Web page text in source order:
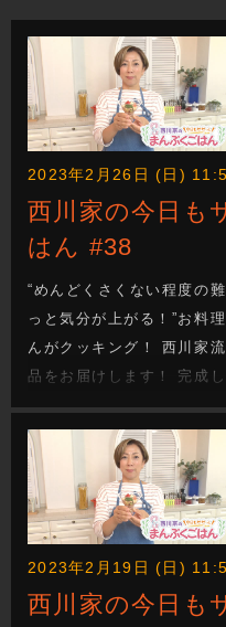
2023年2月26日 (日)
西川家の今日も
はん #38
“めんどくさくない程度の
っと気分が上がる！”お料
んがクッキング！ 西川家
品をお届けします！ 完成
ピと一緒にあげていきます
2023年2月19日 (日)
西川家の今日も